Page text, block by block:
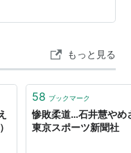
時代の空気を
総合格闘技界を背景
もっと見る
58 ブックマーク
惨敗柔道…石井慧やめ
東京スポーツ新聞社